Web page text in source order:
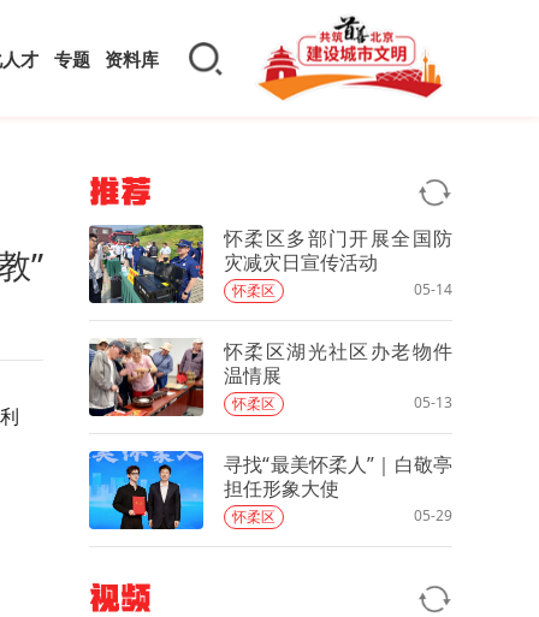
才 专题 资料库
”
推荐
怀柔区多部门开展全国防
灾减灾日宣传活动
怀柔区 05-14
怀柔区湖光社区办老物件
温情展
怀柔区 05-13
寻找“最美怀柔人”｜白敬亭
担任形象大使
怀柔区 05-29
视频